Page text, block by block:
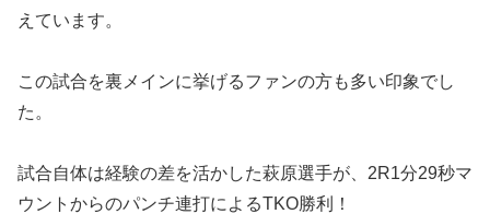
えています。
この試合を裏メインに挙げるファンの方も多い印象でし
た。
試合自体は経験の差を活かした萩原選手が、2R1分29秒マ
ウントからのパンチ連打によるTKO勝利！